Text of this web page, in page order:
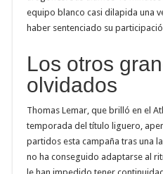
equipo blanco casi dilapida una
haber sentenciado su
Los otros
olvidados
Thomas Lemar, que brilló en el
temporada del título liguero,
partidos esta campaña tras una
no ha conseguido adaptarse al